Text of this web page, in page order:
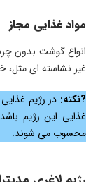
مواد غذایی مجاز
انواع گوشت بدون
غیر نشاسته ای مثل،
?نکته: در رژیم
غذایی این رژیم
محسوب می شوند.